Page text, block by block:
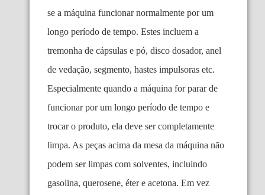
se a máquina funcionar normalmente por um
longo período de tempo. Estes incluem a
tremonha de cápsulas e pó, disco dosador, anel
de vedação, segmento, hastes impulsoras etc.
Especialmente quando a máquina for parar de
funcionar por um longo período de tempo e
trocar o produto, ela deve ser completamente
limpa. As peças acima da mesa da máquina não
podem ser limpas com solventes, incluindo
gasolina, querosene, éter e acetona. Em vez